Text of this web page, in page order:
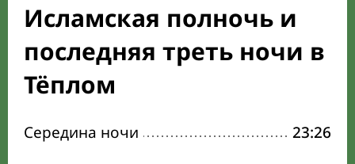
Исламская полночь и
последняя треть ночи в
Тёплом
Середина ночи
23:26